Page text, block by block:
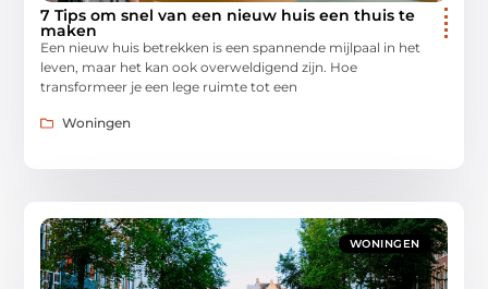
7 Tips om snel van een nieuw huis een thuis te
maken
Een nieuw huis betrekken is een spannende mijlpaal in het
leven, maar het kan ook overweldigend zijn. Hoe
transformeer je een lege ruimte tot een
Woningen
WONINGEN